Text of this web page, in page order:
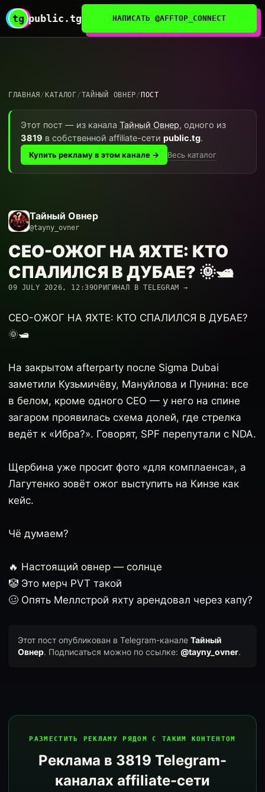
tg public.tg НАПИСАТЬ @AFFTOP_CONNECT
ГЛАВНАЯ / КАТАЛОГ/ТАЙНЫЙ ОВНЕР/ ПОСТ
Этот пост — из канала Тайный Овнер, одного из
3819 в собственной affiliate-сети public.tg.
Купить рекламу в этом канале → Весь каталог
Тайный Овнер
@tayny_ovner
CEO-ОЖОГ НА ЯХТЕ: КТО
СПАЛИЛСЯ В ДУБАЕ? 🌞🛥️
09 JULY 2026, 12:39ОРИГИНАЛ В TELEGRAM →
CEO-ОЖОГ НА ЯХТЕ: КТО СПАЛИЛСЯ В ДУБАЕ?
🌞🛥️
На закрытом afterparty после Sigma Dubai
заметили Кузьмичёву, Мануйлова и Пунина: все
в белом, кроме одного CEO — у него на спине
загаром проявилась схема долей, где стрелка
ведёт к «Ибра?». Говорят, SPF перепутали с NDA.
Щербина уже просит фото «для комплаенса», а
Лагутенко зовёт ожог выступить на Кинзе как
кейс.
Чё думаем?
🔥 Настоящий овнер — солнце
🤡 Это мерч PVT такой
🥴 Опять Меллстрой яхту арендовал через капу?
Этот пост опубликован в Telegram-канале Тайный
Овнер. Подписаться можно по ссылке: @tayny_ovner.
РАЗМЕСТИТЬ РЕКЛАМУ РЯДОМ С ТАКИМ КОНТЕНТОМ
Реклама в 3819 Telegram-
каналах affiliate-сети